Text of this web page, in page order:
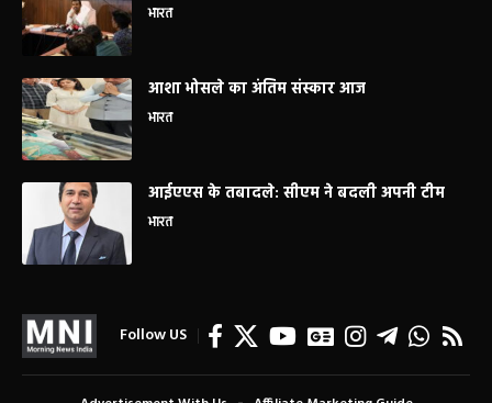
भारत
आशा भोसले का अंतिम संस्कार आज
भारत
आईएएस के तबादले: सीएम ने बदली अपनी टीम
भारत
Follow US